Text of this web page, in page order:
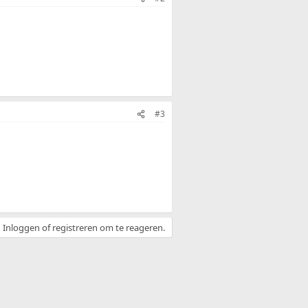
#3
Inloggen of registreren om te reageren.